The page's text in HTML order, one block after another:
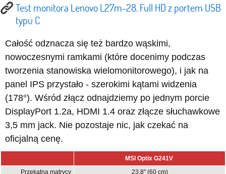
Test monitora Lenovo L27m-28. Full HD z portem USB
typu C
Całość odznacza się też bardzo wąskimi,
nowoczesnymi ramkami (które docenimy podczas
tworzenia stanowiska wielomonitorowego), i jak na
panel IPS przystało - szerokimi kątami widzenia
(178°). Wśród złącz odnajdziemy po jednym porcie
DisplayPort 1.2a, HDMI 1.4 oraz złącze słuchawkowe
3,5 mm jack. Nie pozostaje nic, jak czekać na
oficjalną cenę.
MSI Optix G241V
Przekątna matrycy
23.8" (60 cm)